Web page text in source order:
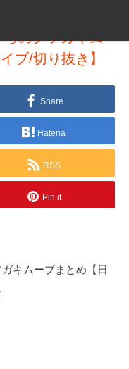
のクソガキム
ブ/切り抜き】
Share
Hatena
RSS
Pin it
キムーブまとめ【日